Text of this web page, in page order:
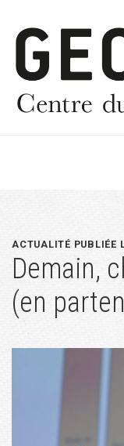
navigation
principale
contenu
principal
barre
latérale
ACTUALITÉ PUBLIÉE
Demain,
(en